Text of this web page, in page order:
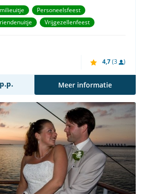
Personeelsfeest
Vrijgezellenfeest
4,7(3 )
Meer informatie